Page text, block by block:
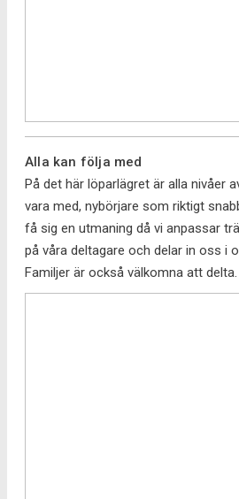
Alla kan följa med
På det här löparlägret är alla nivåer
vara med, nybörjare som riktigt
få sig en utmaning då vi anpassar
på våra deltagare och delar in oss i
Familjer är också välkomna att delta.